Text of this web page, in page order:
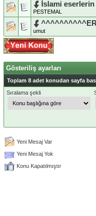
İslami
PESTEMAL
umut
Gösteriliş ayarları
Toplam 8 adet konudan sayfa
Sıralama şekli
Yeni Mesaj Var
Yeni Mesaj Yok
Konu Kapatılmıştır